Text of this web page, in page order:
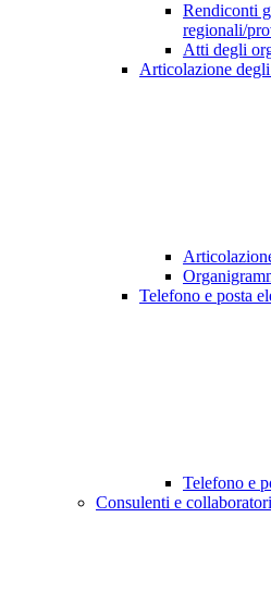
Rendiconti
regionali/
Atti degli
Articolazione
Telefono e posta
Telefono e
Consulenti e collaboratori